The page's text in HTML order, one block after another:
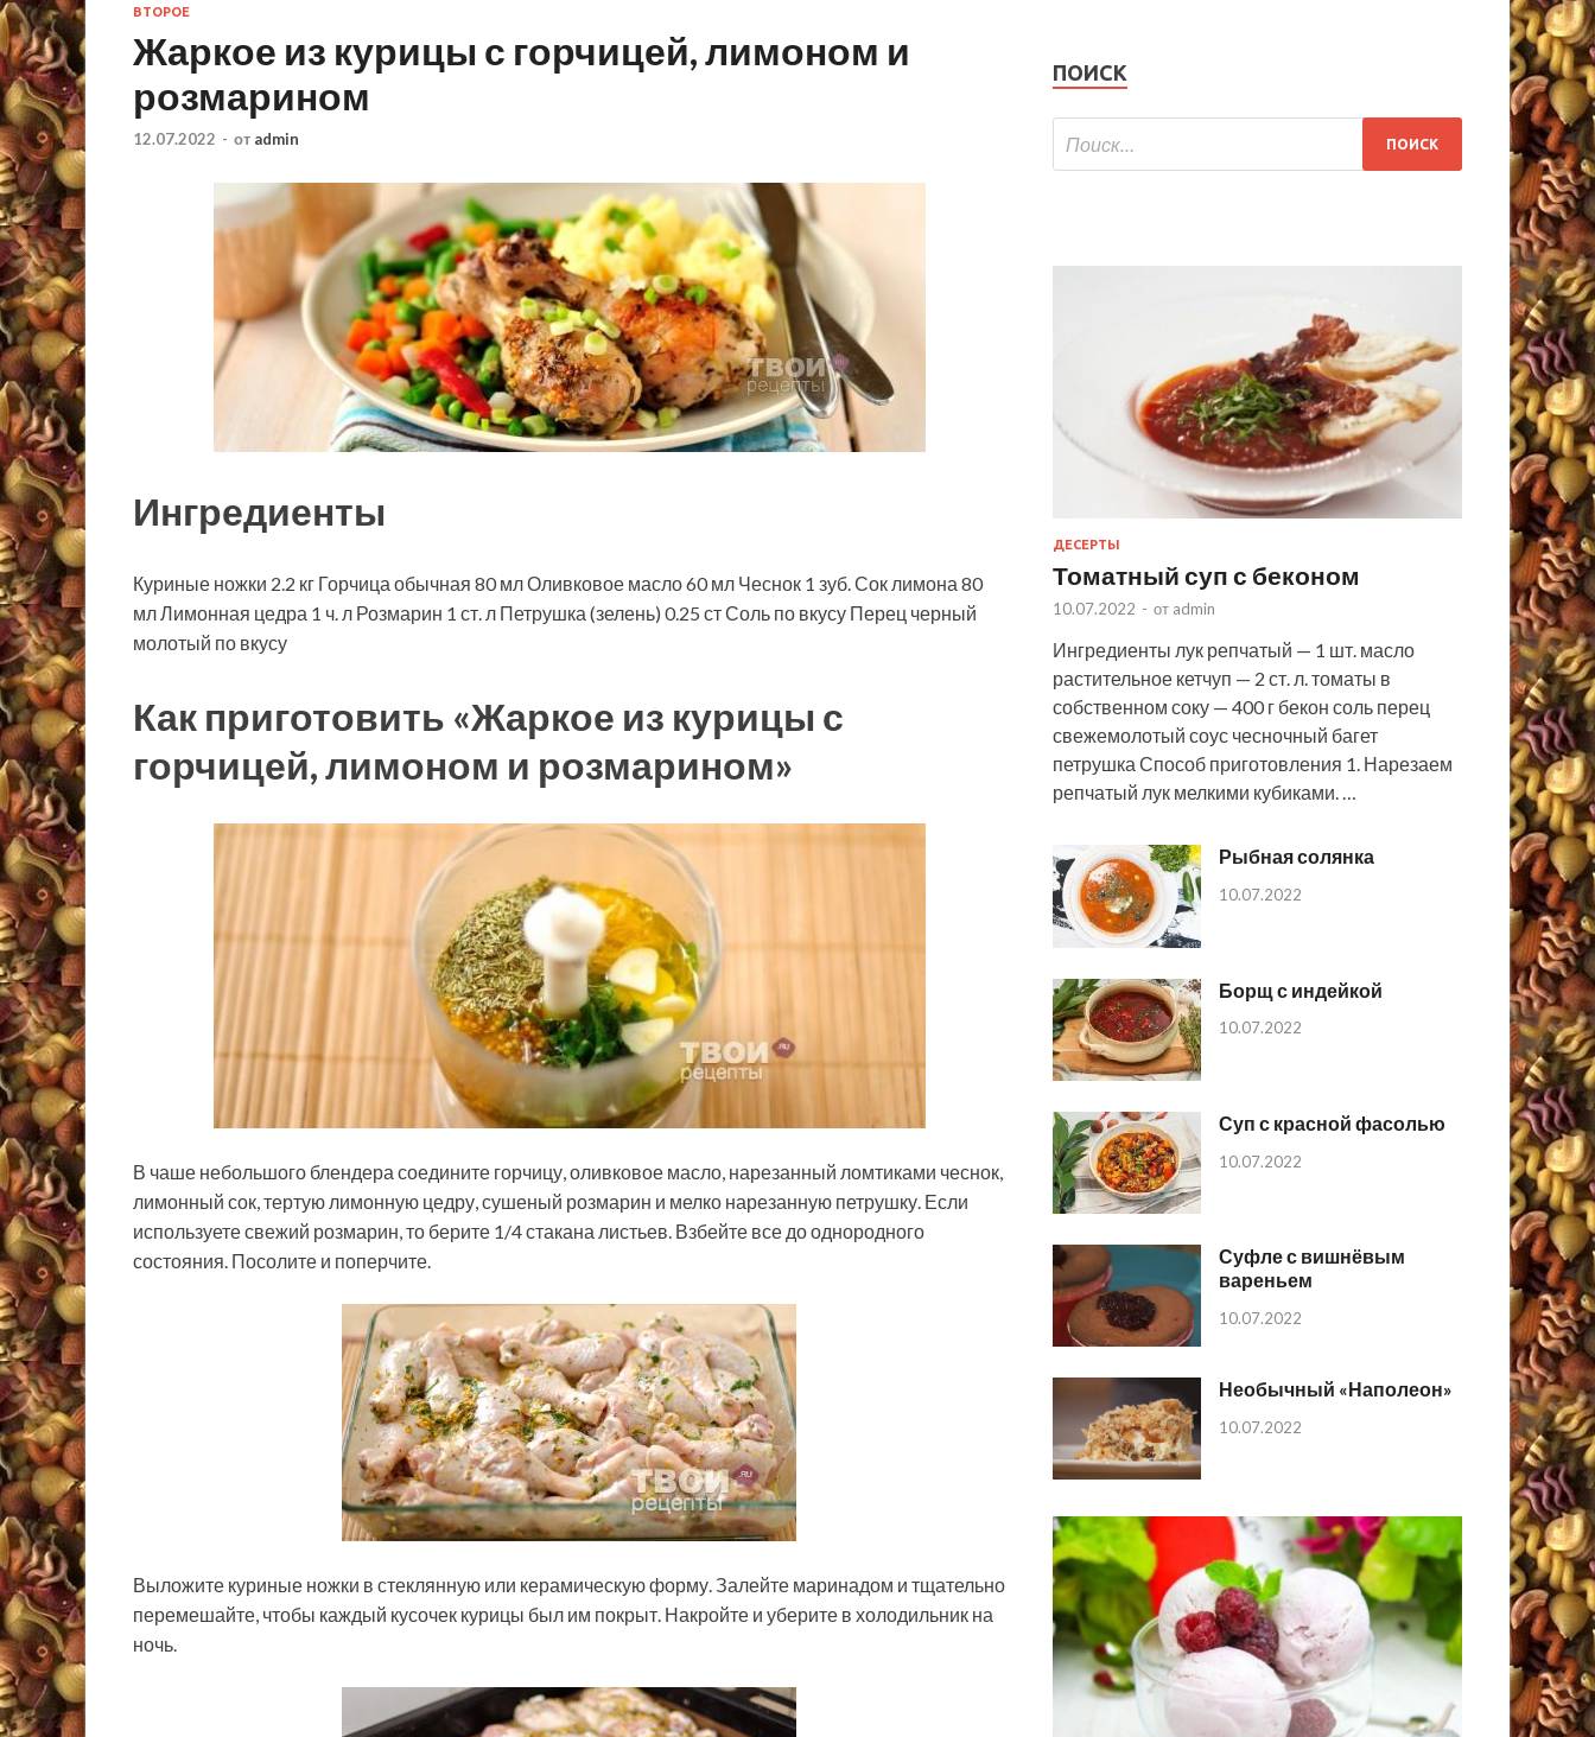
ВТОРОЕ
Жаркое из курицы с горчицей, лимоном и
розмарином
12.07.2022 - от admin
Ингредиенты
Куриные ножки 2.2 кг Горчица обычная 80 млОливковое масло60 мл Чеснок 1 зуб.Сок лимона 80
млЛимонная цедра 1 ч. л Розмарин 1 ст. л Петрушка (зелень) 0.25 стСоль по вкусу Перец черный
молотый по вкусу
Как приготовить «Жаркое из курицы с
горчицей, лимоном и розмарином»
В чаше небольшого блендера соедините горчицу, оливковое масло, нарезанный ломтиками чеснок,
лимонный сок, тертую лимонную цедру, сушеный розмарин и мелко нарезанную петрушку. Если
используете свежий розмарин, то берите 1/4 стакана листьев. Взбейте все до однородного
состояния. Посолите и поперчите.
Выложите куриные ножки в стеклянную или керамическую форму. Залейте маринадом и тщательно
перемешайте, чтобы каждый кусочек курицы был им покрыт. Накройте и уберите в холодильник на
ночь.
ПОИСК
ДЕСЕРТЫ
Томатный суп с беконом
10.07.2022 - от admin
Ингредиенты лук репчатый — 1 шт. масло
растительное кетчуп — 2 ст. л. томаты в
собственном соку — 400 г бекон соль перец
свежемолотый соус чесночный багет
петрушка Способ приготовления 1. Нарезаем
репчатый лук мелкими кубиками. …
Рыбная солянка
10.07.2022
Борщ с индейкой
10.07.2022
Суп с красной фасолью
10.07.2022
Суфле с вишнёвым
вареньем
10.07.2022
Необычный «Наполеон»
10.07.2022